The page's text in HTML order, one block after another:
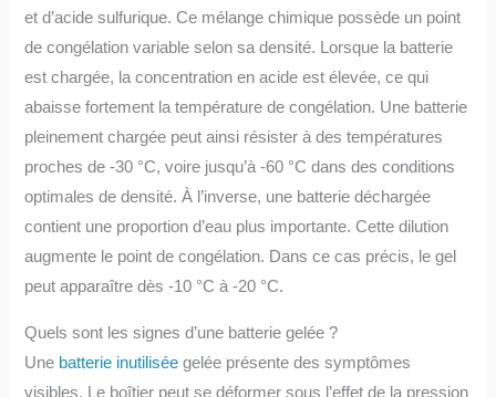
et d’acide sulfurique. Ce mélange chimique possède un point
de congélation variable selon sa densité. Lorsque la batterie
est chargée, la concentration en acide est élevée, ce qui
abaisse fortement la température de congélation. Une batterie
pleinement chargée peut ainsi résister à des températures
proches de -30 °C, voire jusqu’à -60 °C dans des conditions
optimales de densité. À l’inverse, une batterie déchargée
contient une proportion d’eau plus importante. Cette dilution
augmente le point de congélation. Dans ce cas précis, le gel
peut apparaître dès -10 °C à -20 °C.
Quels sont les signes d’une batterie gelée ?
Une batterie inutilisée gelée présente des symptômes
visibles. Le boîtier peut se déformer sous l’effet de la pression